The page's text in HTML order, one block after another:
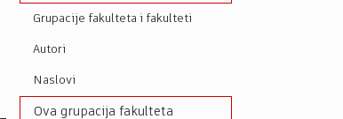
Grupacije fakulteta i fakulteti
Autori
Naslovi
Ova grupacija fakulteta